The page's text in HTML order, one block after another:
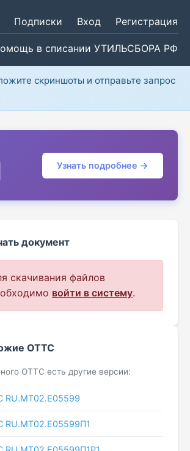
Подписки Вход Регистрация
в списании УТИЛЬСБОРА РФ
скриншоты и отправьте запрос
Узнать подробнее →
документ
скачивания файлов
войти в систему.
ОТТС
ОТТС есть другие версии:
RU.МТ02.E05599
RU.МТ02.E05599П1